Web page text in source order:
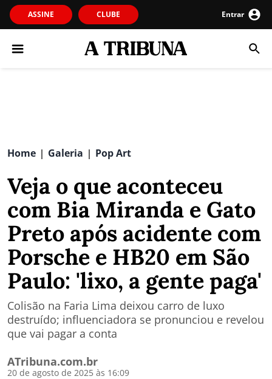
ASSINE CLUBE Entrar
Home | Galeria | Pop Art
Veja o que aconteceu
com Bia Miranda e Gato
Preto após acidente com
Porsche e HB20 em São
Paulo: 'lixo, a gente paga'
Colisão na Faria Lima deixou carro de luxo
destruído; influenciadora se pronunciou e revelou
que vai pagar a conta
ATribuna.com.br
20 de agosto de 2025 às 16:09